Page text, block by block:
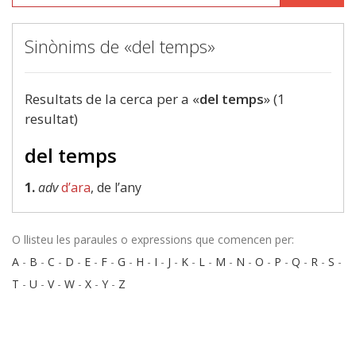
Sinònims de «del temps»
Resultats de la cerca per a «del temps» (1
resultat)
del temps
1.advd’ara, de l’any
O llisteu les paraules o expressions que comencen per:
A - B - C - D - E - F - G - H - I - J - K - L - M - N - O - P - Q - R - S -
T - U - V- W - X - Y - Z